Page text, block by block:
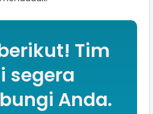
Tim
segera
Anda.